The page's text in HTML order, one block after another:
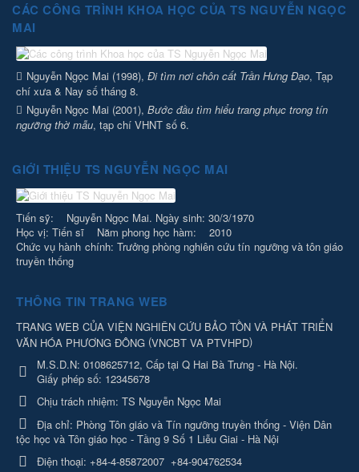
CÁC CÔNG TRÌNH KHOA HỌC CỦA TS NGUYỄN NGỌC
MAI
Nguyễn Ngọc Mai (1998), Đi tìm nơi chôn cất Trần Hưng Đạo, Tạp
chí xưa & Nay số tháng 8.
Nguyễn Ngọc Mai (2001), Bước đầu tìm hiểu trang phục trong tín
ngưỡng thờ mẫu, tạp chí VHNT số 6.
GIỚI THIỆU TS NGUYỄN NGỌC MAI
Tiến sỹ: Nguyễn Ngọc Mai. Ngày sinh: 30/3/1970
Học vị: Tiến sĩ Năm phong học hàm: 2010
Chức vụ hành chính: Trưởng phòng nghiên cứu tín ngưỡng và tôn giáo
truyền thống
THÔNG TIN TRANG WEB
TRANG WEB CỦA VIỆN NGHIÊN CỨU BẢO TỒN VÀ PHÁT TRIỂN
VĂN HÓA PHƯƠNG ĐÔNG (VNCBT VA PTVHPD)
M.S.D.N: 0108625712, Cấp tại Q Hai Bà Trưng - Hà Nội.
Giấy phép số: 12345678
Chịu trách nhiệm: TS Nguyễn Ngọc Mai
Địa chỉ: Phòng Tôn giáo và Tín ngưỡng truyền thống - Viện Dân
tộc học và Tôn giáo học - Tầng 9 Số 1 Liễu Giai - Hà Nội
Điện thoại: +84-4-85872007 +84-904762534